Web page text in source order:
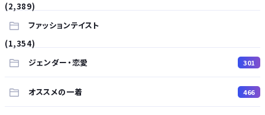
(2,389)
ファッションテイスト
(1,354)
ジェンダー・恋愛
301
オススメの一着 466